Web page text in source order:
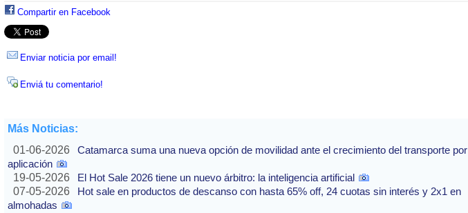
Compartir en Facebook
Enviar noticia por email!
Enviá tu comentario!
Más Noticias:
01-06-2026
Catamarca suma una nueva opción de movilidad ante el crecimiento del transporte por
aplicación
19-05-2026
El Hot Sale 2026 tiene un nuevo árbitro: la inteligencia artificial
07-05-2026
Hot sale en productos de descanso con hasta 65% off, 24 cuotas sin interés y 2x1 en
almohadas